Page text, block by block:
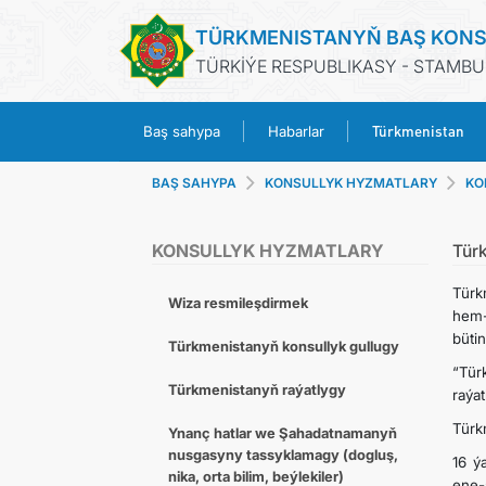
TÜRKMENISTANYŇ BAŞ
TÜRKİÝE RESPUBLIKASY -
Baş sahypa Habarlar Türkmenistan
BAŞ SAHYPA KONSULLYK HYZMATLARY
KONSULLYK HYZMATLARY
Wiza resmileşdirmek
Türkmenistanyň konsullyk gullugy
Türkmenistanyň raýatlygy
Ynanç hatlar we Şahadatnamanyň
nusgasyny tassyklamagy (dogluş,
nika, orta bilim, beýlekiler)
16